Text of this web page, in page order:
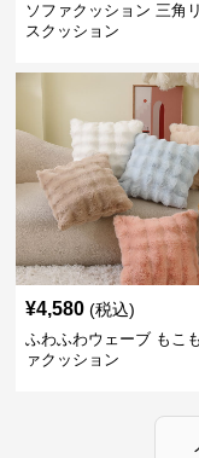
ソファクッション 三角
スクッション
¥4,580 (税込)
ふわふわウェーブ もこ
ァクッション